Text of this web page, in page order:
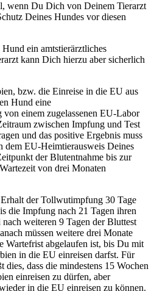
wenn Du Dich von Deinem Tierarzt
Deines Hundes vor diesen
ein amtstierärztliches
kann Dich hierzu aber sicherlich
bzw. die Einreise in die EU aus
Hund eine
einem zugelassenen EU-Labor
zwischen Impfung und Test
und das positive Ergebnis muss
dem EU-Heimtierausweis Deines
der Blutentnahme bis zur
von drei Monaten
der Tollwutimpfung 30 Tage
die Impfung nach 21 Tagen ihren
weiteren 9 Tagen der Bluttest
müssen weitere drei Monate
Wartefrist abgelaufen ist, bis Du mit
in die EU einreisen darfst. Für
dies, dass die mindestens 15 Wochen
einreisen zu dürfen, aber
in die EU einreisen zu können.